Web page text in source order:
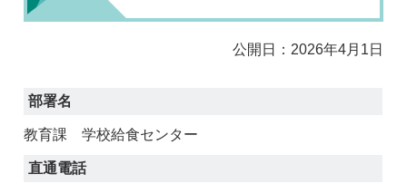
公開日：2026年4月1日
部署名
教育課 学校給食センター
直通電話